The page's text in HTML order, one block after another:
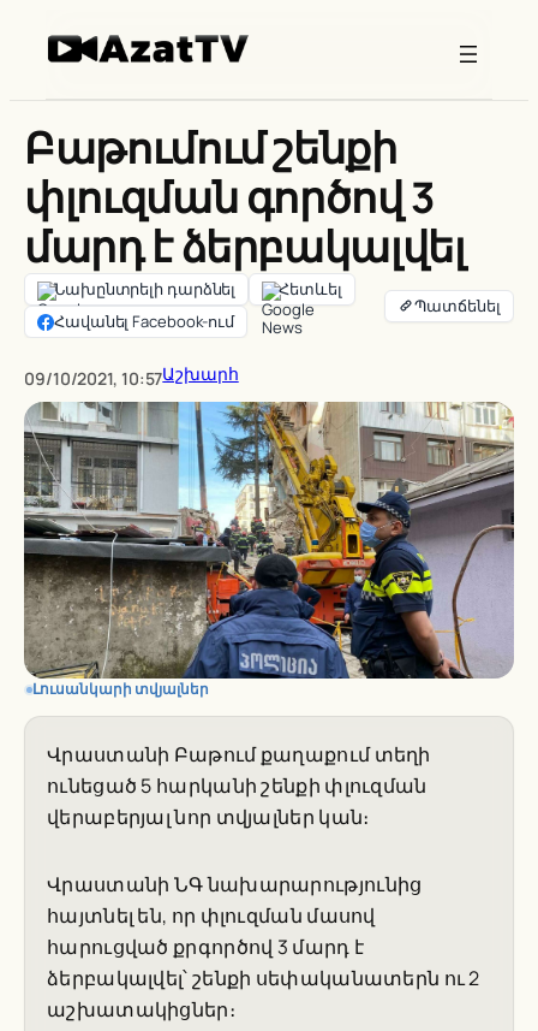
Բաթումում շենքի
փլուզման գործով 3
մարդ է ձերբակալվել
Նախընտրելի դարձնել
Հետևել
Հավանել Facebook-ում
09/10/2021, 10:57Աշխարհ
Լուսանկարի տվյալներ
Վրաստանի Բաթում քաղաքում տեղի
ունեցած 5 հարկանի շենքի փլուզման
վերաբերյալ նոր տվյալներ կան։
Վրաստանի ՆԳ նախարարությունից
հայտնել են, որ փլուզման մասով
հարուցված քրգործով 3 մարդ է
ձերբակալվել՝ շենքի սեփականատերն ու 2
աշխատակիցներ։